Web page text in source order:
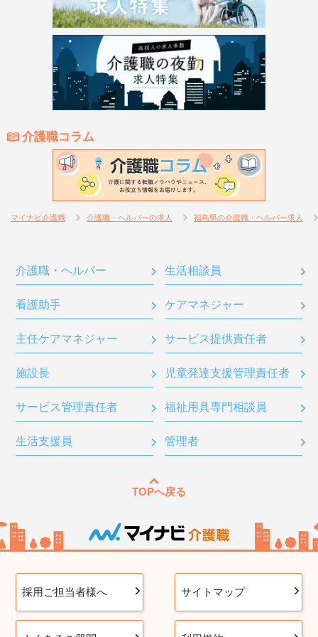
介護職コラム
マイナビ介護職 介護職・ヘルパーの求人 福島県の介護職・ヘルパー求人
介護職・ヘルパー 生活相談員
看護助手 ケアマネジャー
主任ケアマネジャー サービス提供責任者
施設長 児童発達支援管理責任者
サービス管理責任者 福祉用具専門相談員
生活支援員 管理者
TOPへ戻る
採用ご担当者様へ サイトマップ